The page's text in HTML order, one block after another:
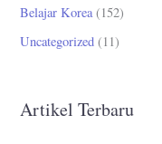
Belajar Korea (152)
Uncategorized (11)
Artikel Terbaru